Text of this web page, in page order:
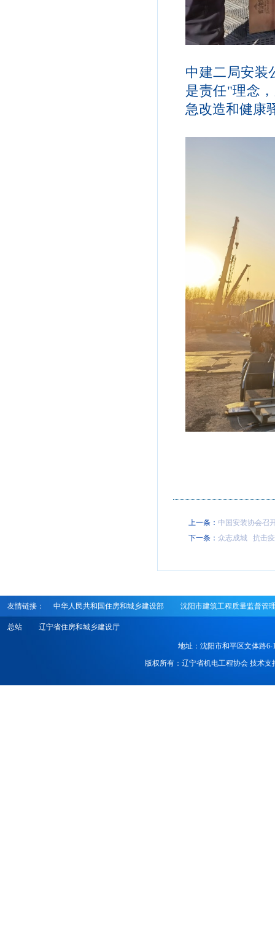
中建二局安装
是责任"理念
急改造和健康
上一条： 中国安装协会召
下一条： 众志成城 抗击
友情链接： 中华人民共和国住房和城乡建设部 沈阳市建筑工程质量监督管
总站 辽宁省住房和城乡建设厅
地址：沈阳市和平区文体路
版权所有：辽宁省机电工程协会 技术支